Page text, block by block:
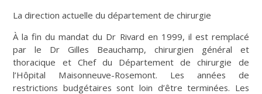
La direction actuelle du département de chirurgie
À la fin du mandat du Dr Rivard en 1999, il est remplacé
par le Dr Gilles Beauchamp, chirurgien général et
thoracique et Chef du Département de chirurgie de
l’Hôpital Maisonneuve-Rosemont. Les années de
restrictions budgétaires sont loin d’être terminées. Les